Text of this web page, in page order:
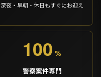
深夜・早朝・休日もすぐにお迎え
100 %
警察案件専門